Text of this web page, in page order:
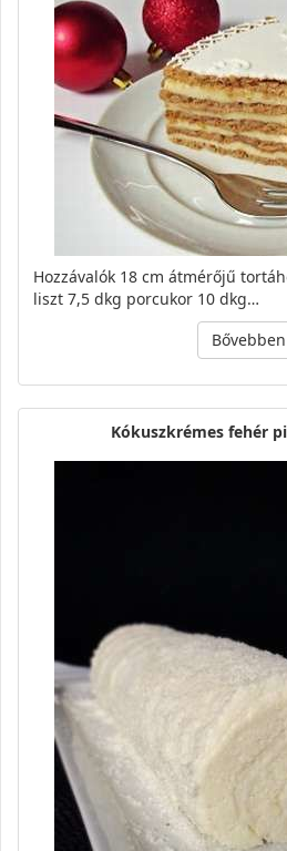
Hozzávalók 18 cm átmérőjű
liszt 7,5 dkg porcukor 10 dkg…
Bővebben
Kókuszkrémes fehér